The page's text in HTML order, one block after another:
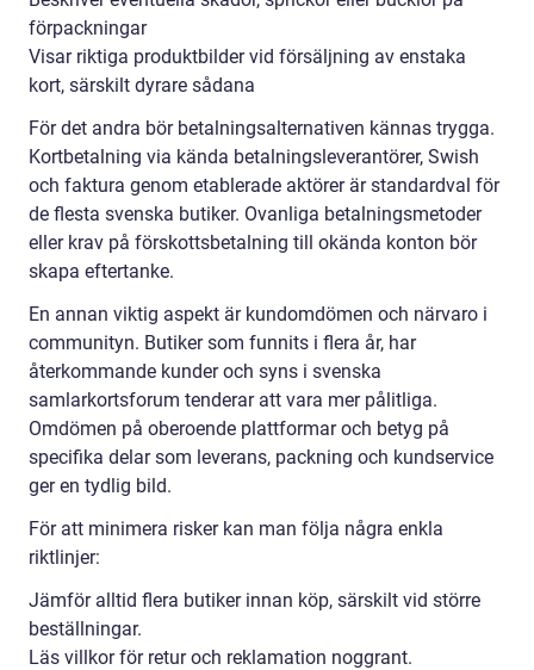
förpackningar
Visar riktiga produktbilder vid försäljning av enstaka
kort, särskilt dyrare sådana
För det andra bör betalningsalternativen kännas trygga.
Kortbetalning via kända betalningsleverantörer, Swish
och faktura genom etablerade aktörer är standardval för
de flesta svenska butiker. Ovanliga betalningsmetoder
eller krav på förskottsbetalning till okända konton bör
skapa eftertanke.
En annan viktig aspekt är kundomdömen och närvaro i
communityn. Butiker som funnits i flera år, har
återkommande kunder och syns i svenska
samlarkortsforum tenderar att vara mer pålitliga.
Omdömen på oberoende plattformar och betyg på
specifika delar som leverans, packning och kundservice
ger en tydlig bild.
För att minimera risker kan man följa några enkla
riktlinjer:
Jämför alltid flera butiker innan köp, särskilt vid större
beställningar.
Läs villkor för retur och reklamation noggrant.